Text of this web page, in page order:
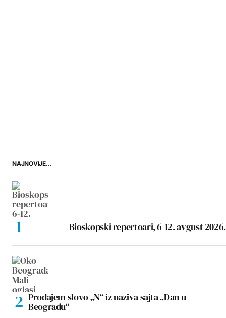
NAJNOVIJE...
Bioskopski repertoari, 6-12. avgust 2026.
Prodajem slovo „N“ iz naziva sajta „Dan u
Beogradu“